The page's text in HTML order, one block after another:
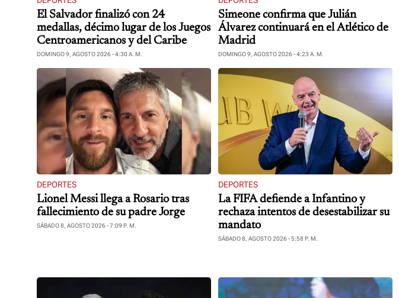
El Salvador finalizó con 24
medallas, décimo lugar de los Juegos
Centroamericanos y del Caribe
DOMINGO 9, AGOSTO 2026 - 4:30 A. M.
Simeone confirma que Julián
Álvarez continuará en el Atlético de
Madrid
DOMINGO 9, AGOSTO 2026 - 4:23 A. M.
DEPORTES
Lionel Messi llega a Rosario tras
fallecimiento de su padre Jorge
SÁBADO 8, AGOSTO 2026 - 7:09 P. M.
DEPORTES
La FIFA defiende a Infantino y
rechaza intentos de desestabilizar su
mandato
SÁBADO 8, AGOSTO 2026 - 5:58 P. M.